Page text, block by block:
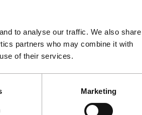
to analyse our traffic. We also share
partners who may combine it with
of their services.
Marketing